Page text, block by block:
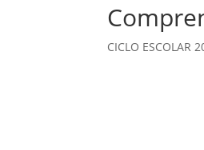
CICLO ESCOLAR